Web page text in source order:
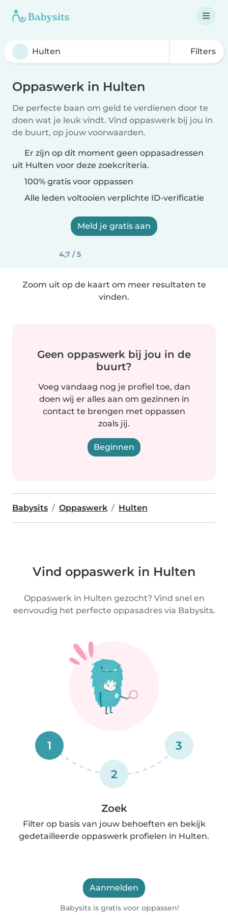
Filters
Oppaswerk in Hulten
De perfecte baan om geld te verdienen door te
doen wat je leuk vindt. Vind oppaswerk bij jou in
de buurt, op jouw voorwaarden.
Er zijn op dit moment geen oppasadressen
uit Hulten voor deze zoekcriteria.
100% gratis voor oppassen
Alle leden voltooien verplichte ID-verificatie
Meld je gratis aan
4,7 / 5
Zoom uit op de kaart om meer resultaten te
vinden.
Geen oppaswerk bij jou in de
buurt?
Voeg vandaag nog je profiel toe, dan
doen wij er alles aan om gezinnen in
contact te brengen met oppassen
zoals jij.
Beginnen
Babysits Oppaswerk Hulten
Vind oppaswerk in Hulten
Oppaswerk in Hulten gezocht? Vind snel en
eenvoudig het perfecte oppasadres via Babysits.
1
2
3
Zoek
Filter op basis van jouw behoeften en bekijk
gedetailleerde oppaswerk profielen in Hulten.
Aanmelden
Babysits is gratis voor oppassen!